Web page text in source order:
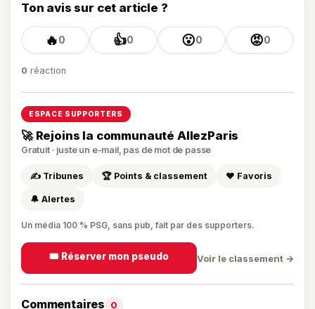
Ton avis sur cet article ?
🔥0 👍0 😮0 😡0
0 réaction
ESPACE SUPPORTERS
🚀 Rejoins la communauté AllezParis
Gratuit · juste un e-mail, pas de mot de passe
✍️ Tribunes 🏆 Points & classement ❤️ Favoris
🔔 Alertes
Un média 100 % PSG, sans pub, fait par des supporters.
🎟️ Réserver mon pseudo Voir le classement →
Commentaires 0